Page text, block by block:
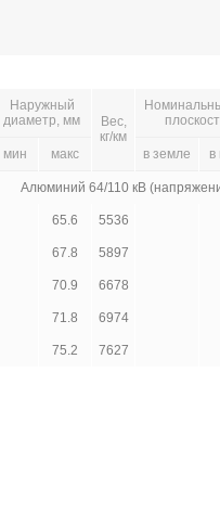
Наружный
диаметр, мм
Вес,
кг/км
мин макс в земле в
Алюминий 64/110 кВ
65.6 5536
67.8 5897
70.9 6678
71.8 6974
75.2 7627